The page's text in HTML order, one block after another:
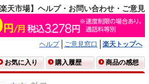
楽天市場】ヘルプ・お問い合わせ・ご意見
ヘルプ ご意見窓口
楽天トップへ
お気に入り 購入履歴 商品の感想